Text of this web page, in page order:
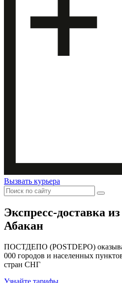
Вызвать курьера
Экспресс-доставка
Абакан
ПОСТДЕПО (POSTDEPO)
000 городов и населенных
стран СНГ
Узнайте тарифы